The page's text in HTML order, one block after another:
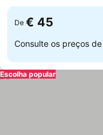
De € 45
Consulte os preços de
Escolha popular